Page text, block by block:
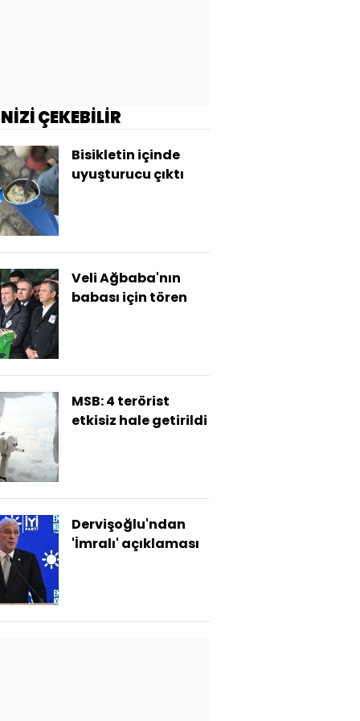
ÇEKEBİLİR
Bisikletin içinde
uyuşturucu çıktı
Veli Ağbaba'nın
babası için tören
MSB: 4 terörist
etkisiz hale getirildi
Dervişoğlu'ndan
'İmralı' açıklaması